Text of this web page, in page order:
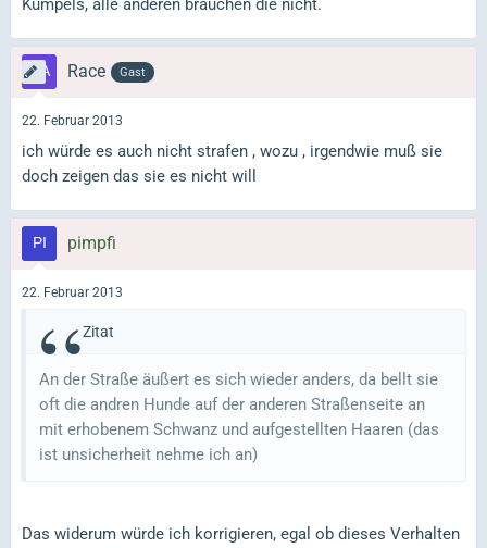
Kumpels, alle anderen brauchen die nicht.
Race Gast
22. Februar 2013
ich würde es auch nicht strafen , wozu , irgendwie muß sie
doch zeigen das sie es nicht will
pimpfi
22. Februar 2013
Zitat
An der Straße äußert es sich wieder anders, da bellt sie
oft die andren Hunde auf der anderen Straßenseite an
mit erhobenem Schwanz und aufgestellten Haaren (das
ist unsicherheit nehme ich an)
Das widerum würde ich korrigieren, egal ob dieses Verhalten